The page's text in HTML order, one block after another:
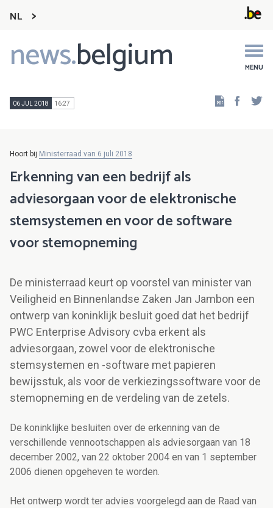
NL
news.belgium MENU
Main
navigation
06 JUL 2018 16:27
Hoort bij Ministerraad van 6 juli 2018
Erkenning van een bedrijf als
adviesorgaan voor de elektronische
stemsystemen en voor de software
voor stemopneming
De ministerraad keurt op voorstel van minister van
Veiligheid en Binnenlandse Zaken Jan Jambon een
ontwerp van koninklijk besluit goed dat het bedrijf
PWC Enterprise Advisory cvba erkent als
adviesorgaan, zowel voor de elektronische
stemsystemen en -software met papieren
bewijsstuk, als voor de verkiezingssoftware voor de
stemopneming en de verdeling van de zetels.
De koninklijke besluiten over de erkenning van de
verschillende vennootschappen als adviesorgaan van 18
december 2002, van 22 oktober 2004 en van 1 september
2006 dienen opgeheven te worden.
Het ontwerp wordt ter advies voorgelegd aan de Raad van